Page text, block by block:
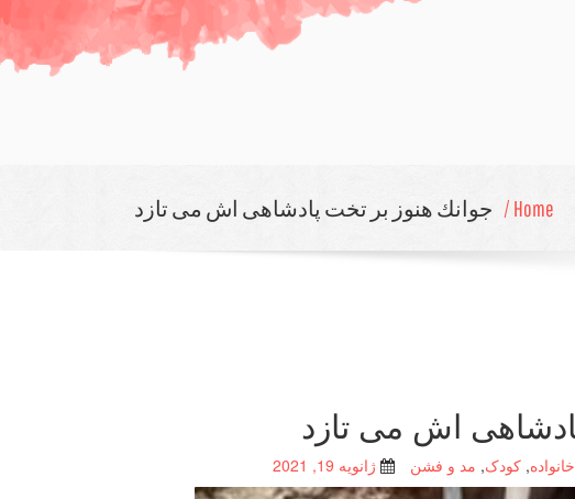
Home / جوانك هنوز بر تخت پادشاهی اش می تازد
اش می تازد
خانواده, کودک, مد و فشن ژانویه 19, 2021